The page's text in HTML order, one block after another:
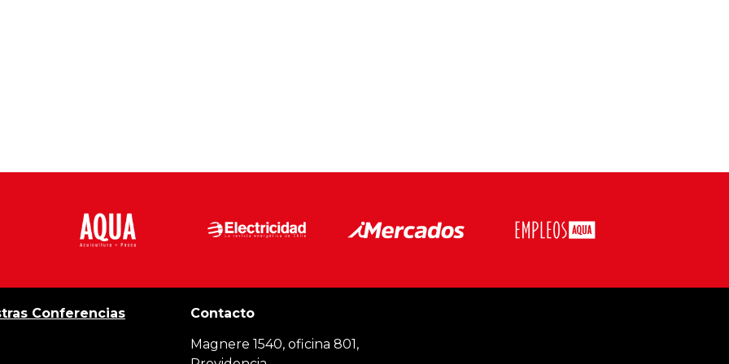
Conferencias Contacto
Magnere 1540, oficina 801,